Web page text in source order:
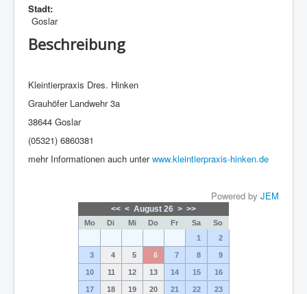
Stadt:
Goslar
Beschreibung
Kleintierpraxis Dres. Hinken
Grauhöfer Landwehr 3a
38644 Goslar
(05321) 6860381
mehr Informationen auch unterwww.kleintierpraxis-hinken.de
Powered by JEM
<< < August 26 > >>
Mo Di Mi Do Fr Sa
So
1
2
3 4 5 6 7 8 9
10 11 12 13 14 15 16
17 18 19 20 21 22 23